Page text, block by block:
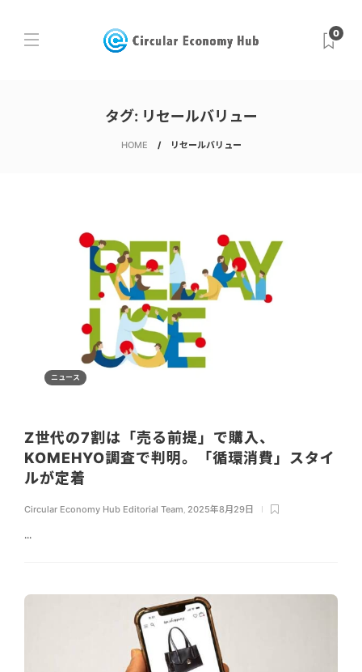
0
タグ: リセールバリュー
HOME リセールバリュー
ニュース
Z世代の7割は「売る前提」で購入、
KOMEHYO調査で判明。「循環消費」スタイ
ルが定着
Circular Economy Hub Editorial Team 2025年8月29日
...